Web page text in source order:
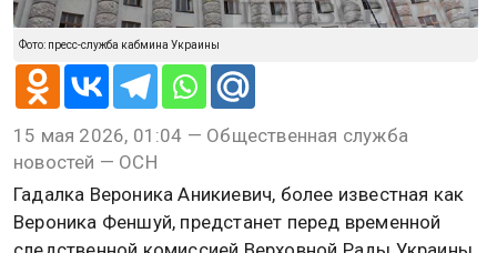
Фото: пресс-служба кабмина Украины
15 мая 2026, 01:04 — Общественная служба
новостей — ОСН
Гадалка Вероника Аникиевич, более известная как
Вероника Феншуй, предстанет перед временной